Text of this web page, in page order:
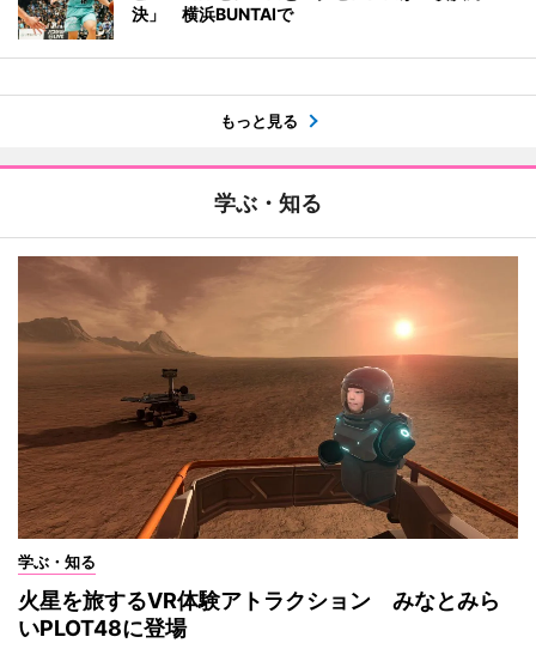
決」 横浜BUNTAIで
もっと見る
学ぶ・知る
学ぶ・知る
火星を旅するVR体験アトラクション みなとみら
いPLOT48に登場